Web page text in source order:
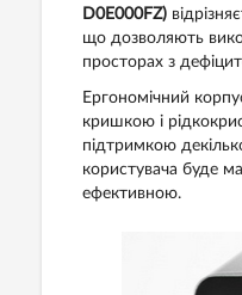
D0E000FZ)
що дозволяють
просторах з
Ергономічний
кришкою і
підтримкою
користувача буде
ефективною.